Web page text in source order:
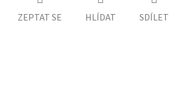
ZEPTAT SE HLÍDAT SDÍLET